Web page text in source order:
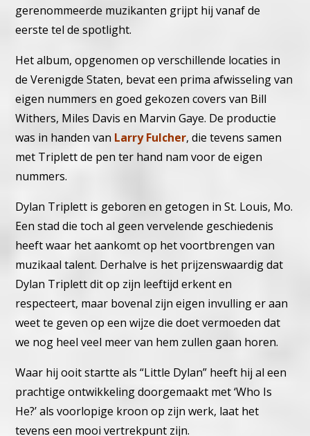
gerenommeerde muzikanten grijpt hij vanaf de
eerste tel de spotlight.
Het album, opgenomen op verschillende locaties in
de Verenigde Staten, bevat een prima afwisseling van
eigen nummers en goed gekozen covers van Bill
Withers, Miles Davis en Marvin Gaye. De productie
was in handen van Larry Fulcher, die tevens samen
met Triplett de pen ter hand nam voor de eigen
nummers.
Dylan Triplett is geboren en getogen in St. Louis, Mo.
Een stad die toch al geen vervelende geschiedenis
heeft waar het aankomt op het voortbrengen van
muzikaal talent. Derhalve is het prijzenswaardig dat
Dylan Triplett dit op zijn leeftijd erkent en
respecteert, maar bovenal zijn eigen invulling er aan
weet te geven op een wijze die doet vermoeden dat
we nog heel veel meer van hem zullen gaan horen.
Waar hij ooit startte als “Little Dylan” heeft hij al een
prachtige ontwikkeling doorgemaakt met ‘Who Is
He?’ als voorlopige kroon op zijn werk, laat het
tevens een mooi vertrekpunt zijn.